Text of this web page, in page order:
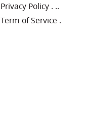
Privacy Policy . ..
Term of Service .